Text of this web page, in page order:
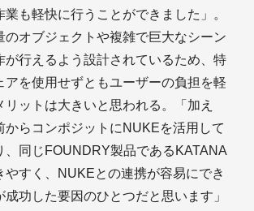
業も軽快に行うことができました」。
のオブジェクトや複雑で巨大なシーン
が行えるよう設計されているため、特
アを使用せずともユーザーの負担を軽
リットは大きいと思われる。「加え
からコンポジットにNUKEを活用して
、同じFOUNDRY製品であるKATANA
やすく、NUKEとの連携が容易にでき
成功した要因のひとつだと思います」